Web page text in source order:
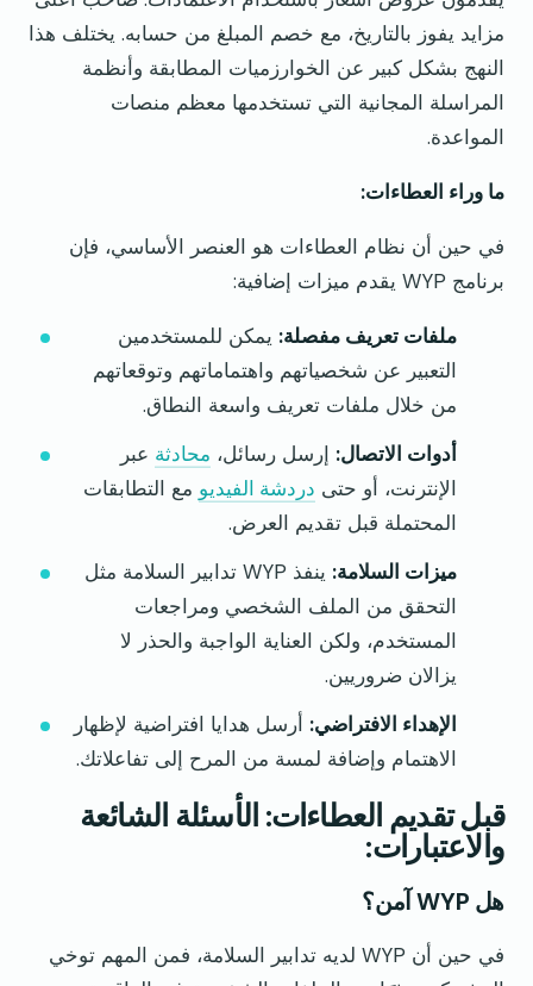
مزايد يفوز بالتاريخ، مع خصم المبلغ من حسابه. يختلف هذا
النهج بشكل كبير عن الخوارزميات المطابقة وأنظمة
المراسلة المجانية التي تستخدمها معظم منصات
المواعدة.
ما وراء العطاءات:
في حين أن نظام العطاءات هو العنصر الأساسي، فإن
برنامج WYP يقدم ميزات إضافية:
ملفات تعريف مفصلة: يمكن للمستخدمين
التعبير عن شخصياتهم واهتماماتهم وتوقعاتهم
من خلال ملفات تعريف واسعة النطاق.
أدوات الاتصال: إرسل رسائل، محادثة عبر
الإنترنت، أو حتى دردشة الفيديو مع التطابقات
المحتملة قبل تقديم العرض.
ميزات السلامة:
ينفذ WYP تدابير السلامة مثل
التحقق من الملف الشخصي ومراجعات
المستخدم، ولكن العناية الواجبة والحذر لا
يزالان ضروريين.
الإهداء الافتراضي: أرسل هدايا افتراضية لإظهار
الاهتمام وإضافة لمسة من المرح إلى تفاعلاتك.
قبل تقديم العطاءات: الأسئلة الشائعة
والاعتبارات:
هل WYP آمن؟
في حين أن WYP لديه تدابير السلامة، فمن المهم توخي